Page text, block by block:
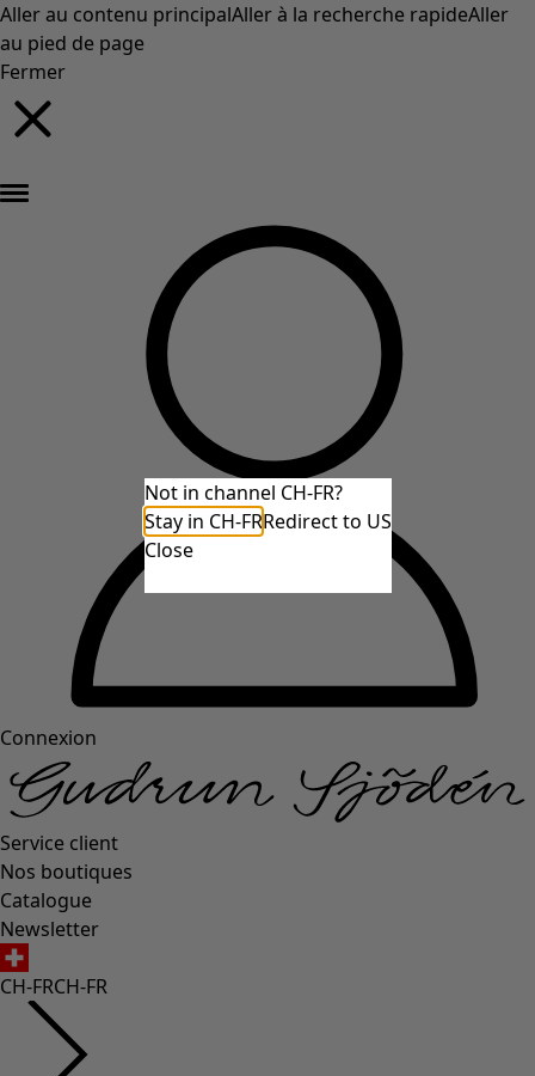
Aller au contenu principalAller à la recherche rapideAller
au pied de page
Fermer
Connexion
Service client
Nos boutiques
Catalogue
Newsletter
CH-FRCH-FR
Not in channel CH-FR?
Stay in CH-FRRedirect to US
Close